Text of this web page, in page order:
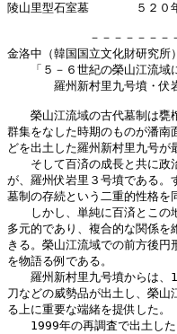
陵山里型石室墓　　　　５２０
－－－－－－－－－－
金洛中（韓国国立文化財研究所）
「５－６世紀の榮山江流域に
羅州新村里九号墳・伏岩
榮山江流域の古代墓制は甕
群集をなした時期のものが潘南
どを出土した羅州新村里九号が
そして百済の成長と共に政
が、羅州伏岩里３号墳である。
墓制の存続という二重的性格を
しかし、単純に百済とこの
多元的であり、複合的な関係
きる。榮山江流域での前方後
を物語る例である。
羅州新村里九号墳からは、
刀などの威勢品が出土し、榮
る上に重要な端緒を提供した。
1999年の再調査で出土した